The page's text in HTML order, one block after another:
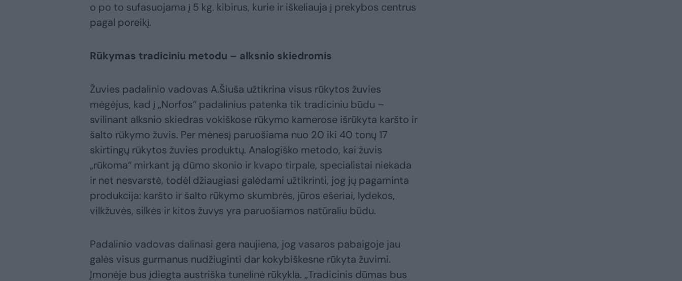
o po to sufasuojama į 5 kg. kibirus, kurie ir iškeliauja į prekybos centrus
pagal poreikį.
Rūkymas tradiciniu metodu – alksnio skiedromis
Žuvies padalinio vadovas A.Šiuša užtikrina visus rūkytos žuvies
mėgėjus, kad į „Norfos“ padalinius patenka tik tradiciniu būdu –
svilinant alksnio skiedras vokiškose rūkymo kamerose išrūkyta karšto ir
šalto rūkymo žuvis. Per mėnesį paruošiama nuo 20 iki 40 tonų 17
skirtingų rūkytos žuvies produktų. Analogiško metodo, kai žuvis
„rūkoma“ mirkant ją dūmo skonio ir kvapo tirpale, specialistai niekada
ir net nesvarstė, todėl džiaugiasi galėdami užtikrinti, jog jų pagaminta
produkcija: karšto ir šalto rūkymo skumbrės, jūros ešeriai, lydekos,
vilkžuvės, silkės ir kitos žuvys yra paruošiamos natūraliu būdu.
Padalinio vadovas dalinasi gera naujiena, jog vasaros pabaigoje jau
galės visus gurmanus nudžiuginti dar kokybiškesne rūkyta žuvimi.
Įmonėje bus įdiegta austriška tunelinė rūkykla. „Tradicinis dūmas bus